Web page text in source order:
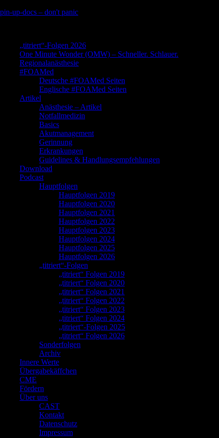
Skip
pin-up-docs – don't panic
„titriert“-Folgen 2026
One Minute Wonder (OMW) – Schneller. Schlauer.
Regionalanästhesie
#FOAMed
Deutsche #FOAMed Seiten
Englische #FOAMed Seiten
Artikel
Anästhesie – Artikel
Notfallmedizin
Basics
Akutmanagement
Gerinnung
Erkrankungen
Guidelines & Handlungsempfehlungen
Download
Podcast
Hauptfolgen
Hauptfolgen 2019
Hauptfolgen 2020
Hauptfolgen 2021
Hauptfolgen 2022
Hauptfolgen 2023
Hauptfolgen 2024
Hauptfolgen 2025
Hauptfolgen 2026
„titriert“-Folgen
„titriert“ Folgen 2019
„titriert“ Folgen 2020
„titriert“ Folgen 2021
„titriert“ Folgen 2022
„titriert“ Folgen 2023
„titriert“ Folgen 2024
„titriert“-Folgen 2025
„titriert“ Folgen 2026
Sonderfolgen
Archiv
Innere Werte
Übergabekäffchen
CME
Fördern
Über uns
CAST
Kontakt
Datenschutz
Impressum